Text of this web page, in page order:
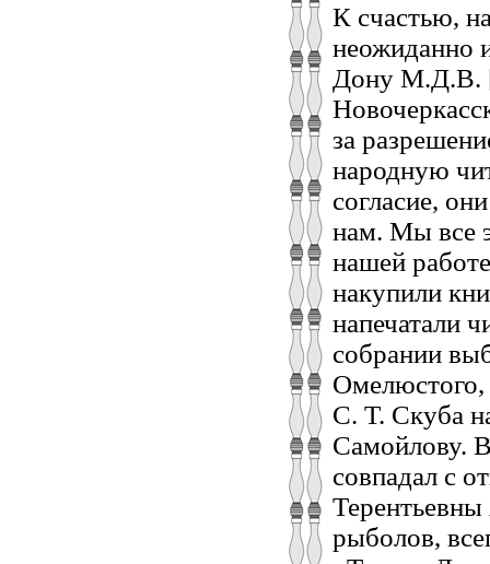
К счастью,
неожиданно
Дону М.Д.В.
за
народную
согласие,
нам. Мы все
нашей
накупили
напечатали
собрании
Омелюстого,
С. Т. Скуба
Самойлову.
совпадал с
Терентьевны
рыболов,